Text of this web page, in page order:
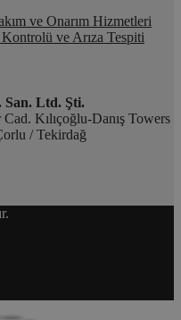
ve Onarım Hizmetleri
ve Arıza Tespiti
San. Ltd. Şti.
Kılıçoğlu-Danış Towers
/ Tekirdağ